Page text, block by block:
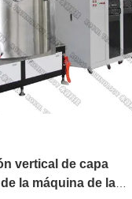
vertical de capa
la máquina de la